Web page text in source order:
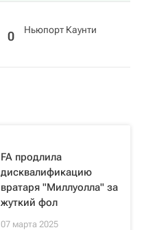
0 Ньюпорт Каунти
FA продлила
дисквалификацию
вратаря "Миллуолла" за
жуткий фол
07 марта 2025